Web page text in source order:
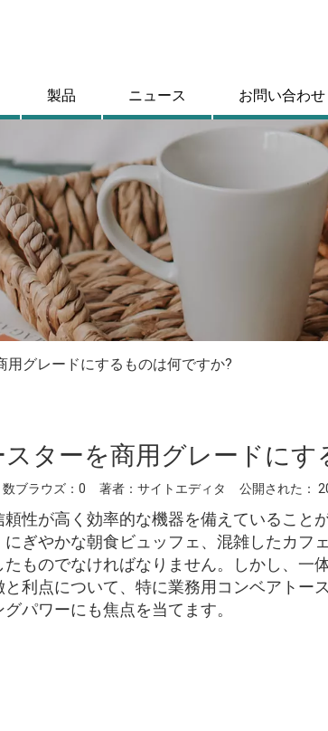
製品 ニュース お問い合わせ
用グレードにするものは何ですか?
スターを商用グレードに
数ブラウズ： 0 著者：サイトエディタ 公開された：
性が高く効率的な機器を備えているこ
ぎやかな朝食ビュッフェ、混雑したカ
ものでなければなりません。しかし、
利点について、特に業務用コンベアトー
パワーにも焦点を当てます。